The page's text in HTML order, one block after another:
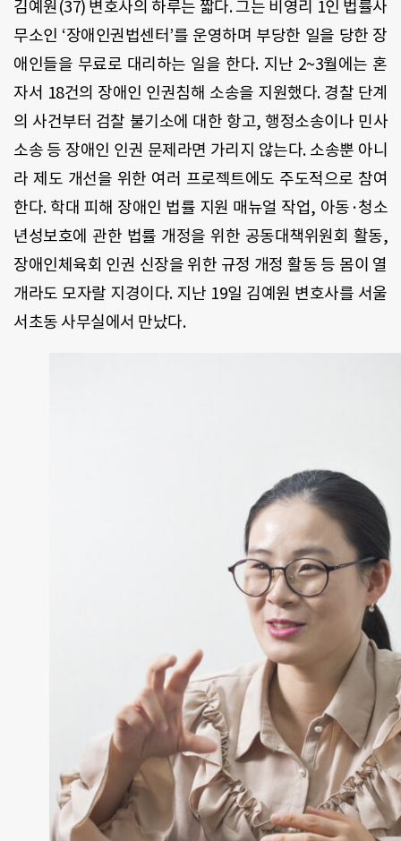
김예원(37) 변호사의 하루는 짧다. 그는 비영리 1인 법률사
무소인 ‘장애인권법센터’를 운영하며 부당한 일을 당한 장
애인들을 무료로 대리하는 일을 한다. 지난 2~3월에는 혼
자서 18건의 장애인 인권침해 소송을 지원했다. 경찰 단계
의 사건부터 검찰 불기소에 대한 항고, 행정소송이나 민사
소송 등 장애인 인권 문제라면 가리지 않는다. 소송뿐 아니
라 제도 개선을 위한 여러 프로젝트에도 주도적으로 참여
한다. 학대 피해 장애인 법률 지원 매뉴얼 작업, 아동·청소
년성보호에 관한 법률 개정을 위한 공동대책위원회 활동,
장애인체육회 인권 신장을 위한 규정 개정 활동 등 몸이 열
개라도 모자랄 지경이다. 지난 19일 김예원 변호사를 서울
서초동 사무실에서 만났다.